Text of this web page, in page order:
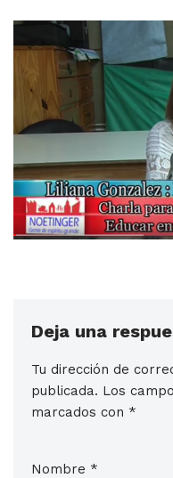
Deja una
Tu dirección de
publicada. Los
marcados con *
Nombre *